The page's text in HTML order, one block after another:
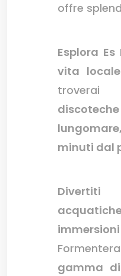
offre
Esplora Es
vita
troverai
minuti dal
immersioni
gamma